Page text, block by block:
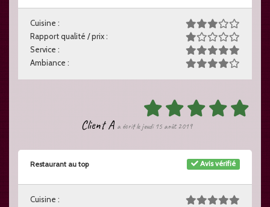
Cuisine :
Rapport qualité / prix :
Service :
Ambiance :
Client A a écrit le jeudi 15 août 2019
Avis vérifié
Restaurant au top
Cuisine :